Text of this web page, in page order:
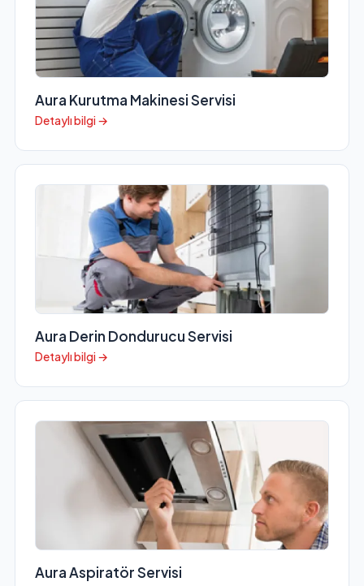
Aura Kurutma Makinesi Servisi
Detaylı bilgi →
Aura Derin Dondurucu Servisi
Detaylı bilgi →
Aura Aspiratör Servisi